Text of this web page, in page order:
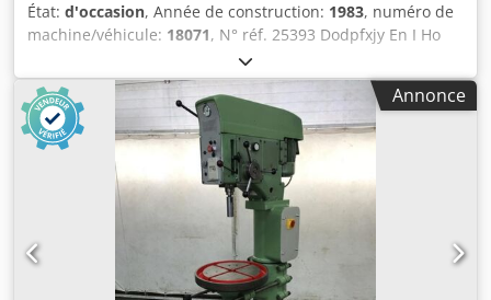
État: d'occasion, Année de construction: 1983, numéro de
machine/véhicule: 18071, N° réf. 25393 Dodpfxjy En I Ho
Aldswa Données techniques : - Capacité de perçage dans
l’acier ST 60 : 28 mm - Capacité maximale de perçage dans
l’acier ST 60 : 32 mm - Cône de broche : CM 3 - Course de
la broche : 180 mm - Vitesses de la broche réglables en
continu : - Plage 1 : 130 – 480 tr/min - Plage 2 : 480 – 1750
tr/min - 3 avances : 0,1 ; 0,2 ; 0,3 mm/tour - Col de cygne :
290 mm - Distance max. table - broche : 620 mm - Table
avec 2 rainures en T : 450 x 450 mm - Réglage en hauteur
par crémaillère et volant - Dispositif de refroidissement
séparé - Entraînement : 400 V / 0,9 / 1,3 kW -
Encombrement env. : L 660 x H 1900 x P 700 mm - Poids
Annonce